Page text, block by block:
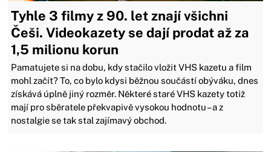
Tyhle 3 filmy z 90. let znají všichni
Češi. Videokazety se dají prodat až za
1,5 milionu korun
Pamatujete si na dobu, kdy stačilo vložit VHS kazetu a film
mohl začít? To, co bylo kdysi běžnou součástí obýváku, dnes
získává úplně jiný rozměr. Některé staré VHS kazety totiž
mají pro sběratele překvapivě vysokou hodnotu – a z
nostalgie se tak stal zajímavý obchod.